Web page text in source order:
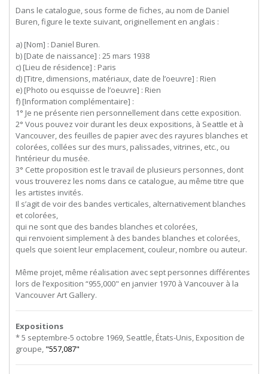
Dans le catalogue, sous forme de fiches, au nom de Daniel
Buren, figure le texte suivant, originellement en anglais :
a) [Nom] : Daniel Buren.
b) [Date de naissance] : 25 mars 1938
c) [Lieu de résidence] : Paris
d) [Titre, dimensions, matériaux, date de l’oeuvre] : Rien
e) [Photo ou esquisse de l’oeuvre] : Rien
f) [Information complémentaire] :
1° Je ne présente rien personnellement dans cette exposition.
2° Vous pouvez voir durant les deux expositions, à Seattle et à
Vancouver, des feuilles de papier avec des rayures blanches et
colorées, collées sur des murs, palissades, vitrines, etc., ou
l’intérieur du musée.
3° Cette proposition est le travail de plusieurs personnes, dont
vous trouverez les noms dans ce catalogue, au même titre que
les artistes invités.
Il s’agit de voir des bandes verticales, alternativement blanches
et colorées,
qui ne sont que des bandes blanches et colorées,
qui renvoient simplement à des bandes blanches et colorées,
quels que soient leur emplacement, couleur, nombre ou auteur.
Même projet, même réalisation avec sept personnes différentes
lors de l’exposition “955,000" en janvier 1970 à Vancouver à la
Vancouver Art Gallery.
Expositions
* 5 septembre-5 octobre 1969, Seattle, États-Unis, Exposition de
groupe, "557,087"